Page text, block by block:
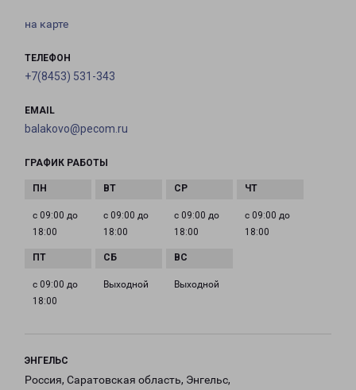
на карте
ТЕЛЕФОН
+7(8453) 531-343
EMAIL
balakovo@pecom.ru
ГРАФИК РАБОТЫ
с 09:00 до
18:00
с 09:00 до
18:00
с 09:00 до
18:00
с 09:00 до
18:00
с 09:00 до
18:00
Выходной Выходной
ЭНГЕЛЬС
Россия, Саратовская область, Энгельс,